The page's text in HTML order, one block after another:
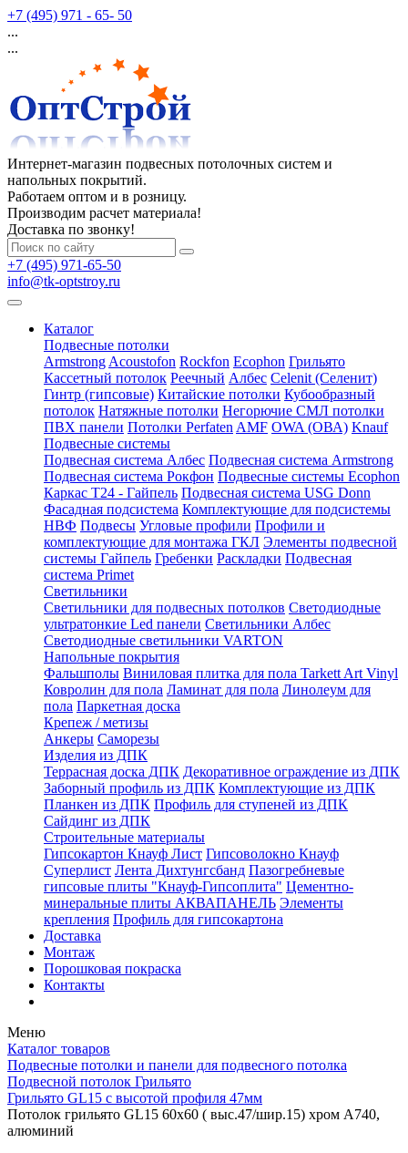
+7 (495) 971 - 65- 50
...
...
Интернет-магазин подвесных потолочных систем и
напольных покрытий.
Работаем оптом и в розницу.
Производим расчет материала!
Доставка по звонку!
+7 (495) 971-65-50
info@tk-optstroy.ru
Каталог
Подвесные потолки
Armstrong Acoustofon Rockfon Ecophon Грильято
Кассетный потолок Реечный Албес Celenit (Селенит)
Гинтр (гипсовые) Китайские потолки Кубообразный
потолок Натяжные потолки Негорючие СМЛ потолки
ПВХ панели Потолки Perfaten AMF OWA (ОВА) Knauf
Подвесные системы
Подвесная система Албес Подвесная система Armstrong
Подвесная система Рокфон Подвесные системы Ecophon
Каркас Т24 - Гайпель Подвесная система USG Donn
Фасадная подсистема Комплектующие для подсистемы
НВФ Подвесы Угловые профили Профили и
комплектующие для монтажа ГКЛ Элементы подвесной
системы Гайпель Гребенки Раскладки Подвесная
система Primet
Светильники
Светильники для подвесных потолков Светодиодные
ультратонкие Led панели Светильники Албес
Светодиодные светильники VARTON
Напольные покрытия
Фальшполы Виниловая плитка для пола Tarkett Art Vinyl
Ковролин для пола Ламинат для пола Линолеум для
пола Паркетная доска
Крепеж / метизы
Анкеры Саморезы
Изделия из ДПК
Террасная доска ДПК Декоративное ограждение из ДПК
Заборный профиль из ДПК Комплектующие из ДПК
Планкен из ДПК Профиль для ступеней из ДПК
Сайдинг из ДПК
Строительные материалы
Гипсокартон Кнауф Лист Гипсоволокно Кнауф
Суперлист Лента Дихтунгсбанд Пазогребневые
гипсовые плиты "Кнауф-Гипсоплита" Цементно-
минеральные плиты АКВАПАНЕЛЬ Элементы
крепления Профиль для гипсокартона
Доставка
Монтаж
Порошковая покраска
Контакты
Меню
Каталог товаров
Подвесные потолки и панели для подвесного потолка
Подвесной потолок Грильято
Грильято GL15 с высотой профиля 47мм
Потолок грильято GL15 60х60 ( выс.47/шир.15) хром А740,
алюминий